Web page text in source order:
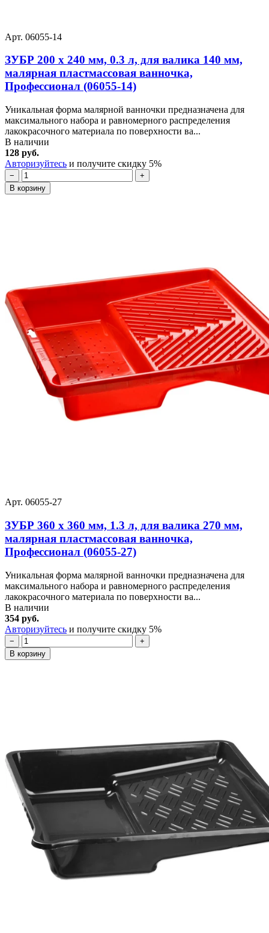
Арт. 06055-14
ЗУБР 200 х 240 мм, 0.3 л, для валика 140 мм,
малярная пластмассовая ванночка,
Профессионал (06055-14)
Уникальная форма малярной ванночки предназначена для
максимального набора и равномерного распределения
лакокрасочного материала по поверхности ва...
В наличии
128 руб.
Авторизуйтесь и получите скидку 5%
−
+
В корзину
Арт. 06055-27
ЗУБР 360 х 360 мм, 1.3 л, для валика 270 мм,
малярная пластмассовая ванночка,
Профессионал (06055-27)
Уникальная форма малярной ванночки предназначена для
максимального набора и равномерного распределения
лакокрасочного материала по поверхности ва...
В наличии
354 руб.
Авторизуйтесь и получите скидку 5%
−
+
В корзину